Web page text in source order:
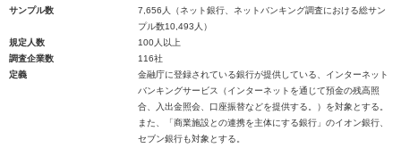
サンプル数
7,656人（ネット銀行、ネットバンキング調査における総サン
プル数10,493人）
規定人数
100人以上
調査企業数
116社
定義
金融庁に登録されている銀行が提供している、インターネット
バンキングサービス（インターネットを通じて預金の残高照
合、入出金照会、口座振替などを提供する。）を対象とする。
また、「商業施設との連携を主体にする銀行」のイオン銀行、
セブン銀行も対象とする。